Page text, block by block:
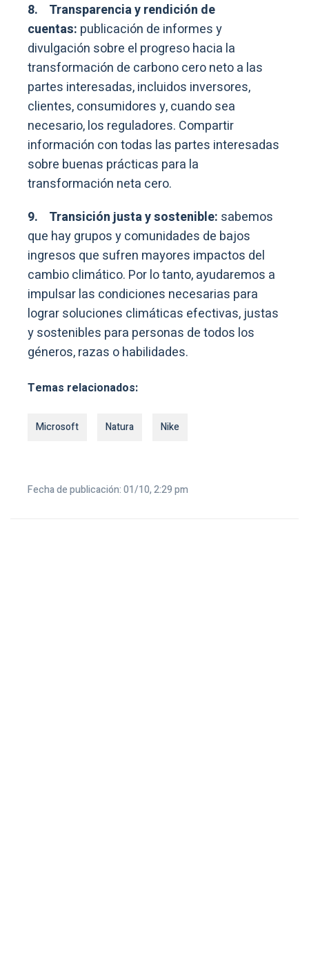
8. Transparencia y rendición de
cuentas: publicación de informes y
divulgación sobre el progreso hacia la
transformación de carbono cero neto a las
partes interesadas, incluidos inversores,
clientes, consumidores y, cuando sea
necesario, los reguladores. Compartir
información con todas las partes interesadas
sobre buenas prácticas para la
transformación neta cero.
9. Transición justa y sostenible: sabemos
que hay grupos y comunidades de bajos
ingresos que sufren mayores impactos del
cambio climático. Por lo tanto, ayudaremos a
impulsar las condiciones necesarias para
lograr soluciones climáticas efectivas, justas
y sostenibles para personas de todos los
géneros, razas o habilidades.
Temas relacionados:
Microsoft Natura Nike
Fecha de publicación: 01/10, 2:29 pm